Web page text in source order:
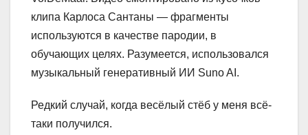
клипа Карлоса Сантаны — фрагменты
используются в качестве пародии, в
обучающих целях. Разумеется, использовался
музыкальный генеративный ИИ Suno AI.
Редкий случай, когда весёлый стёб у меня всё-
таки получился.